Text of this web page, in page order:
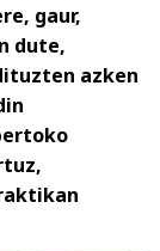
gaur,
dute,
azken